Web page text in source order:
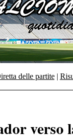
delle partite|
verso